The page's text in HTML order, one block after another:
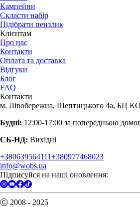
Кампейни
Скласти набір
Підібрати пензлик
Клієнтам
Про нас
Контакти
Оплата та доставка
Відгуки
Блог
FAQ
Контакти
м. Лівобережна, Шептицького 4а, БЦ
Будні: 12:00-17:00 за попередньою
СБ-НД: Вихідні
+380639564111+380977468023
info@wobs.ua
Підписуйся на наші оновлення:
Ⓒ 2008 - 2025